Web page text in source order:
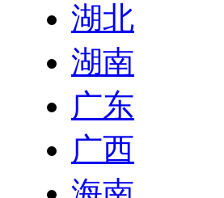
湖北
湖南
广东
广西